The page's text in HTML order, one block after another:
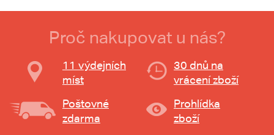
Proč nakupovat u nás?
11 výdejních
míst
30 dnů na
vrácení zboží
Poštovné
zdarma
Prohlídka
zboží